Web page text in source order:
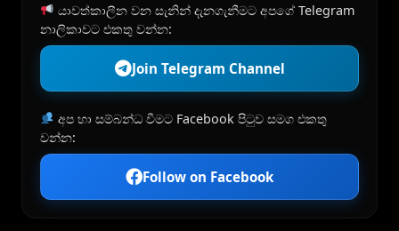
යාවත්කාලීන වන සැනින් දැනගැනීමට අපගේ Telegram
නාලිකාවට එකතු වන්න:
Join Telegram Channel
අප හා සම්බන්ධ වීමට Facebook පිටුව සමග එකතු
වන්න:
Follow on Facebook